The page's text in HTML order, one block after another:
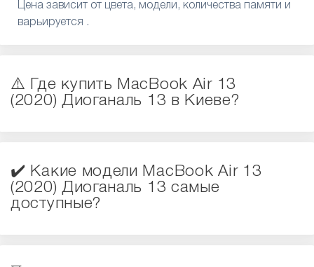
Цена зависит от цвета, модели, количества памяти и
варьируется .
⚠️ Где купить MacBook Air 13
(2020) Диоганаль 13 в Киеве?
✔️ Какие модели MacBook Air 13
(2020) Диоганаль 13 самые
доступные?